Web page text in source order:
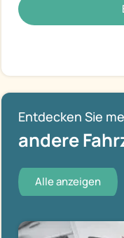
Entdecken Sie
andere
Alle anzeigen